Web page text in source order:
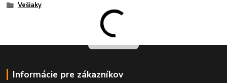
Vešiaky
Informácie pre zákazníkov